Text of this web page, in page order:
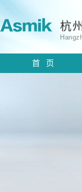
杭
首 页